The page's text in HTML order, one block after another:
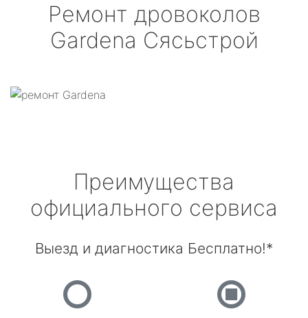
Ремонт дровоколов
Gardena Сясьстрой
Преимущества
официального сервиса
Выезд и диагностика Бесплатно!*